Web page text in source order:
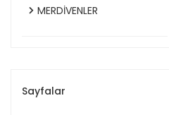
MERDİVENLER
Sayfalar